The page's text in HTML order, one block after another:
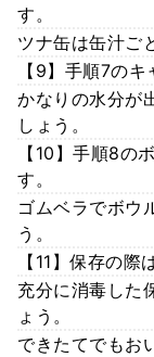
す。
ツナ缶は缶汁ご
【9】手順7の
かなりの水分が
しょう。
【10】手順8の
す。
ゴムベラでボウ
う。
【11】保存の際
充分に消毒した
ょう。
できたてでもお